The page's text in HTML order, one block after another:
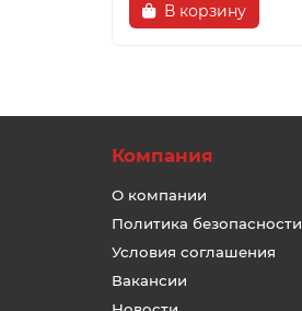
В корзину
Компания
О компании
Политика безопасности
Условия соглашения
Вакансии